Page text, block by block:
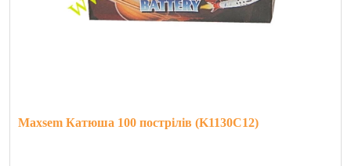
Maxsem Катюша 100 пострілів (K1130C12)